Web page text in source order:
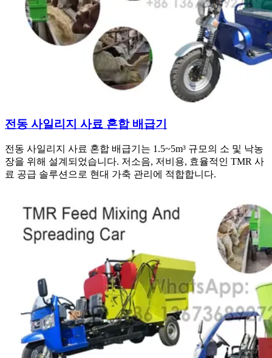
전동 사일리지 사료 혼합 배급기
전동 사일리지 사료 혼합 배급기는 1.5~5m³ 규모의 소 및 낙농
장을 위해 설계되었습니다. 저소음, 저비용, 효율적인 TMR 사
료 공급 솔루션으로 현대 가축 관리에 적합합니다.